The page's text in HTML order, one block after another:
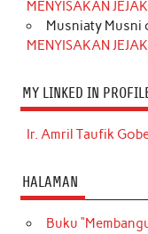
MENYISAKAN
Musniaty Musni
MENYISAKAN
MY LINKED IN
Ir. Amril Taufik
HALAMAN
Buku